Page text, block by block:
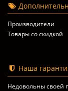
Производители
Товары со скидкой
Наша
Недовольны своей